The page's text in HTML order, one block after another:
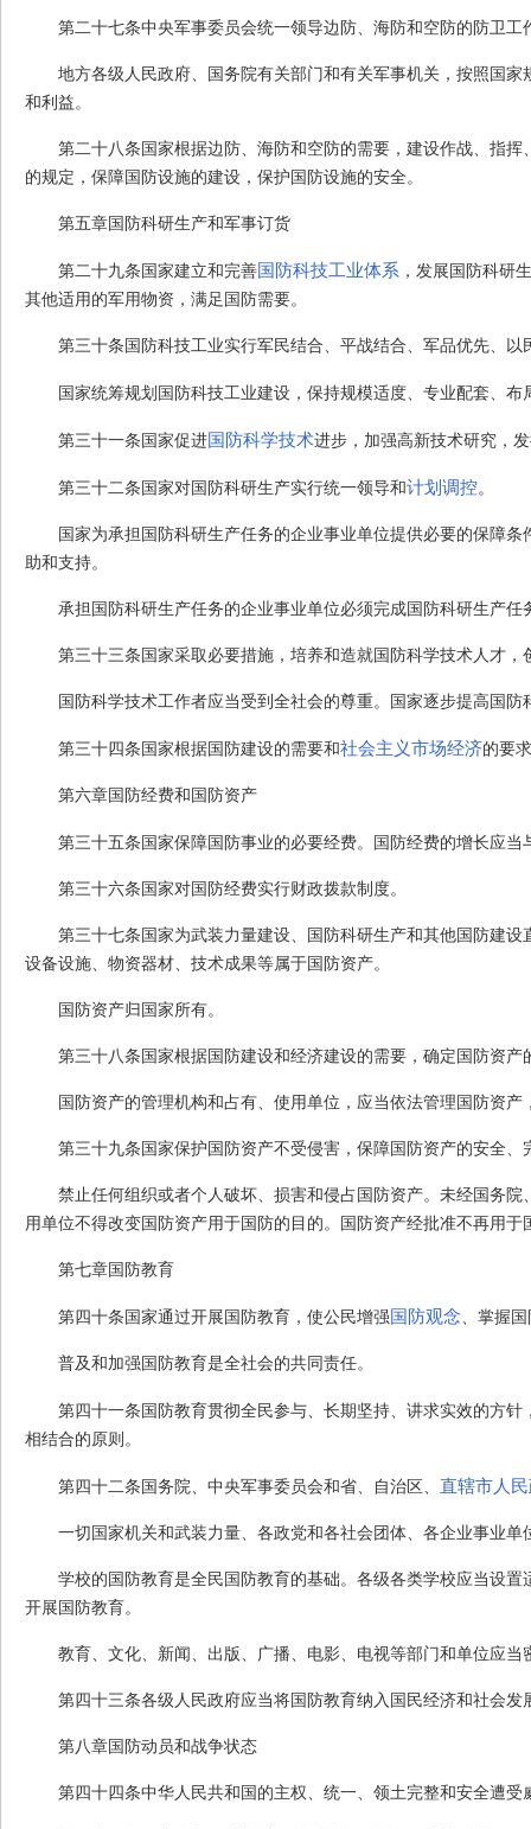
第二十七条中央军事委员会统一领导边防、海防和空防的防卫工
地方各级人民政府、国务院有关部门和有关军事机关，按照国
和利益。
第二十八条 国家根据边防、海防和空防的需要，建设作战、指
的规定，保障国防设施的建设，保护国防设施的安全。
第五章 国防科研生产和军事订货
第二十九条 国家建立和完善 国防科技工业体系 ，发展国防科研
其他适用的军用物资，满足国防需要。
第三十条 国防科技工业实行军民结合、平战结合、军品优先、以
国家统筹规划国防科技工业建设，保持规模适度、专业配套、布
第三十一条 国家促进 国防科学技术进步，加强高新技术研究，
第三十二条 国家对国防科研生产实行统一领导和计划调控。
国家为承担国防科研生产任务的企业事业单位提供必要的保障
助和支持。
承担国防科研生产任务的企业事业单位必须完成国防科研生产任
第三十三条 国家采取必要措施，培养和造就国防科学技术人才
国防科学技术工作者应当受到全社会的尊重。国家逐步提高国
第三十四条 国家根据国防建设的需要和社会主义市场经济的要
第六章 国防经费和国防资产
第三十五条 国家保障国防事业的必要经费。国防经费的增长应当
第三十六条 国家对国防经费实行财政拨款制度。
第三十七条 国家为武装力量建设、国防科研生产和其他国防建
设备设施、物资器材、技术成果等属于国防资产。
国防资产归国家所有。
第三十八条 国家根据国防建设和经济建设的需要，确定国防资
国防资产的管理机构和占有、使用单位，应当依法管理国防资
第三十九条 国家保护国防资产不受侵害，保障国防资产的安全、
禁止任何组织或者个人破坏、损害和侵占国防资产。未经国务
用单位不得改变国防资产用于国防的目的。国防资产经批准不再用
第七章 国防教育
第四十条 国家通过开展国防教育，使公民增强 国防观念、掌握
普及和加强国防教育是全社会的共同责任。
第四十一条 国防教育贯彻全民参与、长期坚持、讲求实效的方
相结合的原则。
第四十二条 国务院、中央军事委员会和省、自治区、 直辖市人
一切国家机关和武装力量、各政党和各社会团体、各企业事业
学校的国防教育是全民国防教育的基础。各级各类学校应当设
开展国防教育。
教育、文化、新闻、出版、广播、电影、电视等部门和单位应
第四十三条各级人民政府应当将国防教育纳入国民经济和社会
第八章 国防动员和战争状态
第四十四条中华人民共和国的主权、统一、领土完整和安全遭